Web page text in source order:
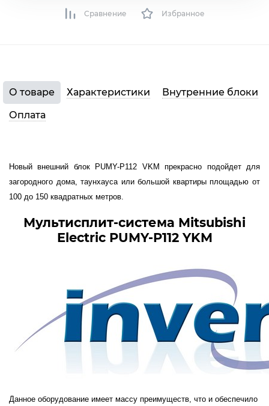
Сравнение Избранное
О товаре Характеристики
Внутренние блоки
Оплата
Новый внешний блок PUMY-P112 VKM прекрасно подойдет для
загородного дома, таунхауса или большой квартиры площадью от
100 до 150 квадратных метров.
Мультисплит-система Mitsubishi
Electric PUMY-P112 YKM
Данное оборудование имеет массу преимуществ, что и обеспечило